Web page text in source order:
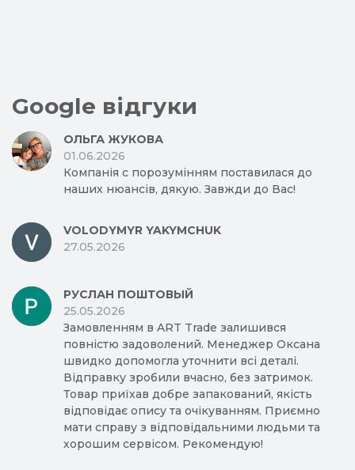
Google відгуки
ОЛЬГА ЖУКОВА
01.06.2026
Компанія с порозумінням поставилася до
наших нюансів, дякую. Завжди до Вас!
VOLODYMYR YAKYMCHUK
27.05.2026
РУСЛАН ПОШТОВЫЙ
25.05.2026
Замовленням в ART Trade залишився
повністю задоволений. Менеджер Оксана
швидко допомогла уточнити всі деталі.
Відправку зробили вчасно, без затримок.
Товар приїхав добре запакований, якість
відповідає опису та очікуванням. Приємно
мати справу з відповідальними людьми та
хорошим сервісом. Рекомендую!